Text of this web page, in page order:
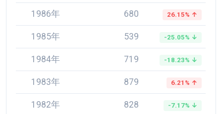
1986年 680 26.15% ↑
1985年 539 -25.05% ↓
1984年 719 -18.23% ↓
1983年 879 6.21% ↑
1982年 828 -7.17% ↓